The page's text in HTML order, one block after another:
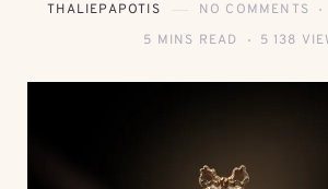
THALIEPAPOTIS NO COMMENTS
5 MINS READ
5 138